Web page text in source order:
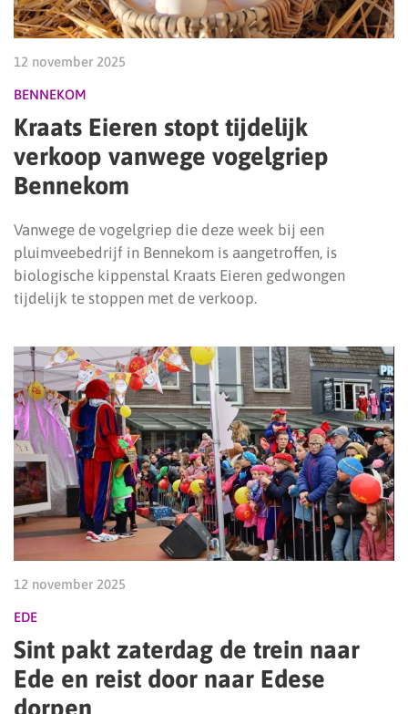
12 november 2025
BENNEKOM
Kraats Eieren stopt tijdelijk
verkoop vanwege vogelgriep
Bennekom
Vanwege de vogelgriep die deze week bij een
pluimveebedrijf in Bennekom is aangetroffen, is
biologische kippenstal Kraats Eieren gedwongen
tijdelijk te stoppen met de verkoop.
12 november 2025
EDE
Sint pakt zaterdag de trein naar
Ede en reist door naar Edese